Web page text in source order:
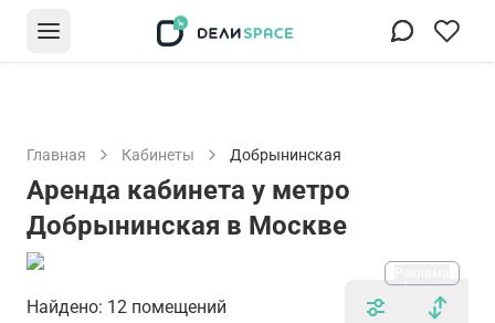
Главная Кабинеты Добрынинская
Аренда кабинета у метро
Добрынинская в Москве
Найдено: 12 помещений